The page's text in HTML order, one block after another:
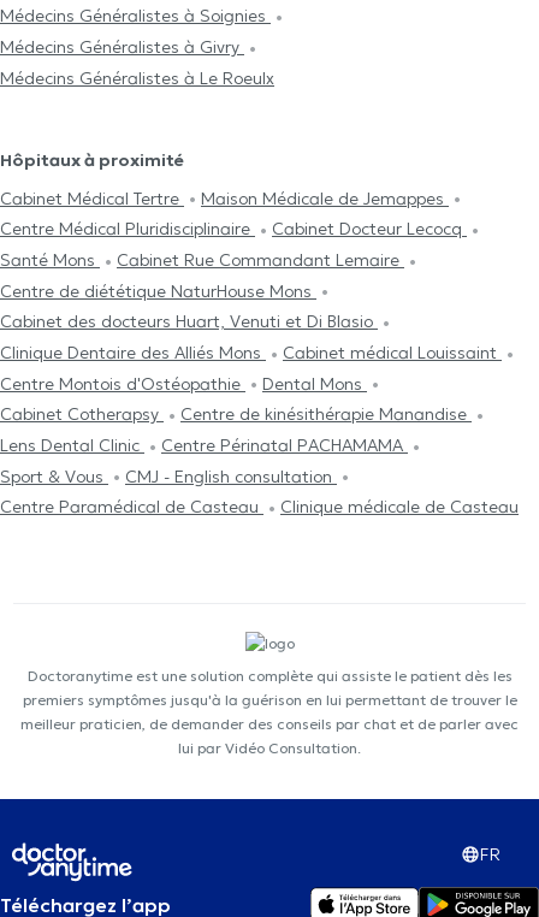
Médecins Généralistes à Soignies
Médecins Généralistes à Givry
Médecins Généralistes à Le Roeulx
Hôpitaux à proximité
Cabinet Médical Tertre
Maison Médicale de Jemappes
Centre Médical Pluridisciplinaire
Cabinet Docteur Lecocq
Santé Mons
Cabinet Rue Commandant Lemaire
Centre de diététique NaturHouse Mons
Cabinet des docteurs Huart, Venuti et Di Blasio
Clinique Dentaire des Alliés Mons
Cabinet médical Louissaint
Centre Μontois d'Ostéopathie
Dental Mons
Cabinet Cotherapsy
Centre de kinésithérapie Manandise
Lens Dental Clinic
Centre Périnatal PACHAMAMA
Sport & Vous
CMJ - English consultation
Centre Paramédical de Casteau
Clinique médicale de Casteau
Doctoranytime est une solution complète qui assiste le patient dès les
premiers symptômes jusqu'à la guérison en lui permettant de trouver le
meilleur praticien, de demander des conseils par chat et de parler avec
lui par Vidéo Consultation.
FR
Téléchargez l’app